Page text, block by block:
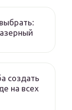
создать
на всех